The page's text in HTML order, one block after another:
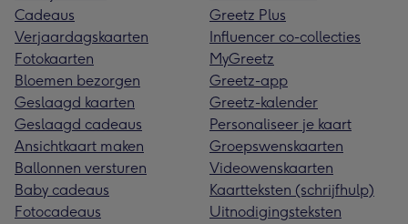
Cadeaus
Verjaardagskaarten
Fotokaarten
Bloemen bezorgen
Geslaagd kaarten
Geslaagd cadeaus
Ansichtkaart maken
Ballonnen versturen
Baby cadeaus
Fotocadeaus
Greetz Plus
Influencer co-collecties
MyGreetz
Greetz-app
Greetz-kalender
Personaliseer je kaart
Groepswenskaarten
Videowenskaarten
Kaartteksten (schrijfhulp)
Uitnodigingsteksten